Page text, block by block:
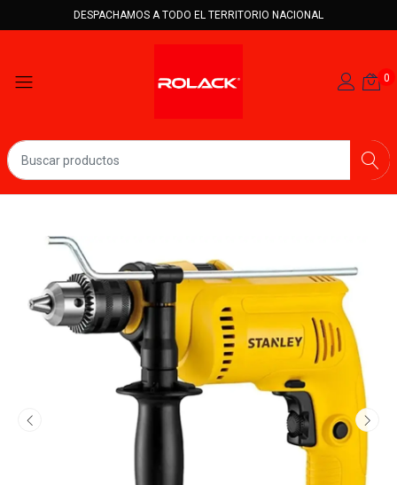
DESPACHAMOS A TODO EL TERRITORIO NACIONAL
0